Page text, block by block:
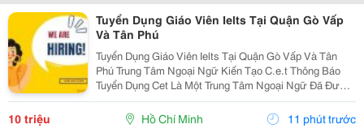
Tuyển Dụng Giáo Viên Ielts Tại Quận Gò Vấp
Và Tân Phú
Tuyển Dụng Giáo Viên Ielts Tại Quận Gò Vấp Và Tân
Phú Trung Tâm Ngoại Ngữ Kiến Tạo C.e.t Thông Báo
Tuyển Dụng Cet Là Một Trung Tâm Ngoại Ngữ Đã Được
Thành Lập 16 Năm Chuyên Về Chương Trình Anh Văn
Học Thuật Ielts &Ndash; Toefl Ibt. Trung Tâm...
10 triệu Hồ Chí Minh 11 phút trước